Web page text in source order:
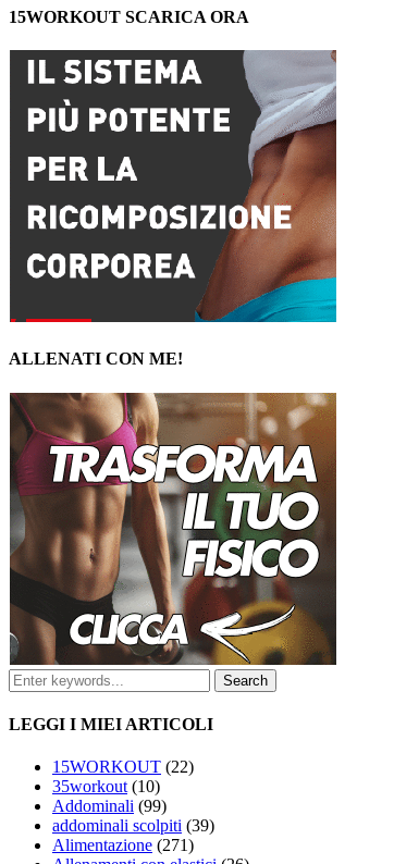
15WORKOUT SCARICA ORA
ALLENATI CON ME!
LEGGI I MIEI ARTICOLI
15WORKOUT (22)
35workout (10)
Addominali (99)
addominali scolpiti (39)
Alimentazione (271)